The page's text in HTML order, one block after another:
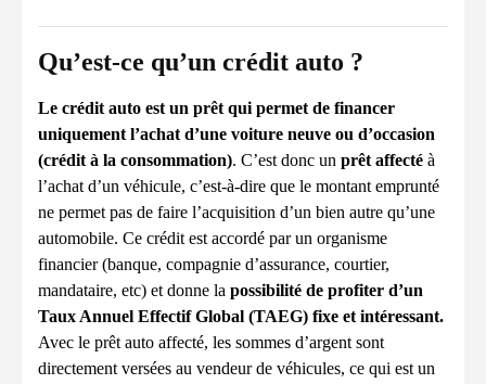
Qu’est-ce qu’un crédit auto ?
Le crédit auto est un prêt qui permet de financer
uniquement l’achat d’une voiture neuve ou d’occasion
(crédit à la consommation). C’est donc un prêt affecté à
l’achat d’un véhicule, c’est-à-dire que le montant emprunté
ne permet pas de faire l’acquisition d’un bien autre qu’une
automobile. Ce crédit est accordé par un organisme
financier (banque, compagnie d’assurance, courtier,
mandataire, etc) et donne la possibilité de profiter d’un
Taux Annuel Effectif Global (TAEG) fixe et intéressant.
Avec le prêt auto affecté, les sommes d’argent sont
directement versées au vendeur de véhicules, ce qui est un